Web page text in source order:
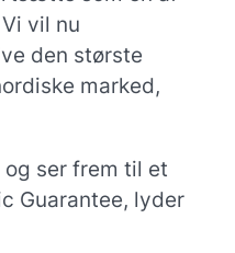
vil nu
den største
marked,
ser frem til et
Guarantee, lyder